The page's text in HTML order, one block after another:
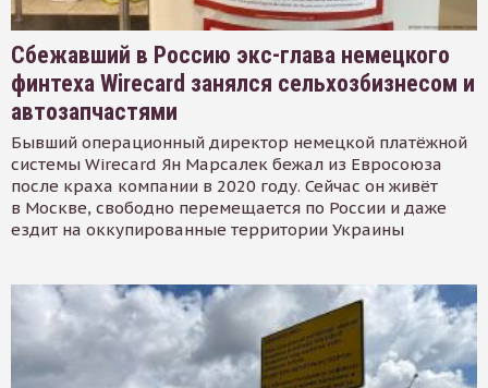
Сбежавший в Россию экс-глава немецкого
финтеха Wirecard занялся сельхозбизнесом и
автозапчастями
Бывший операционный директор немецкой платёжной
системы Wirecard Ян Марсалек бежал из Евросоюза
после краха компании в 2020 году. Сейчас он живёт
в Москве, свободно перемещается по России и даже
ездит на оккупированные территории Украины